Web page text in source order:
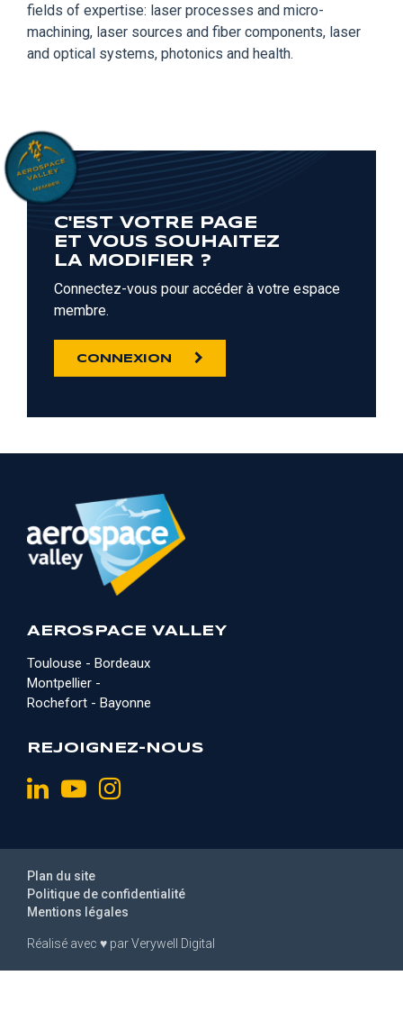
fields of expertise: laser processes and micro-
machining, laser sources and fiber components, laser
and optical systems, photonics and health.
C'EST VOTRE PAGE
ET VOUS SOUHAITEZ
LA MODIFIER ?
Connectez-vous pour accéder à votre espace
membre.
CONNEXION
AEROSPACE VALLEY
Toulouse - Bordeaux
Montpellier -
Rochefort - Bayonne
REJOIGNEZ-NOUS
Réalisé avec ♥ parVerywell Digital
Mentions légales
Politique de confidentialité
Plan du site